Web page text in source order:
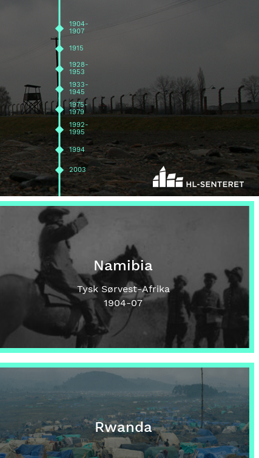
1904-
1907
1915
1928-
1953
1933-
1945
1975-
1979
1992-
1995
1994
2003
Namibia
Tysk Sørvest-Afrika
1904-07
Rwanda